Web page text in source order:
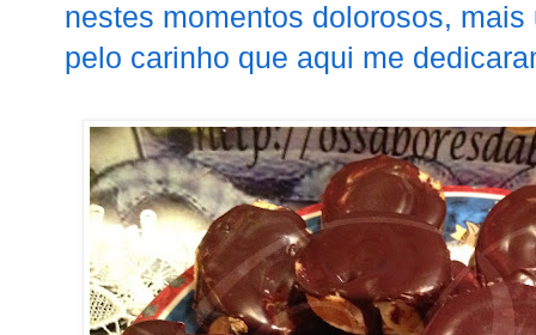
nestes momentos dolorosos,
pelo carinho que aqui me